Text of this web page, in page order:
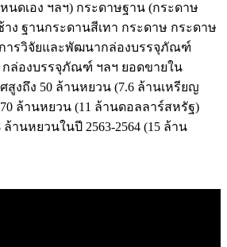
นดเอง ฯลฯ) กระดาษฐาน (กระดาษ
ง ฐานกระดานสีเทา กระดาษ กระดาษ
ารวิจัยและพัฒนากล่องบรรจุภัณฑ์
ล่องบรรจุภัณฑ์ ฯลฯ ยอดขายใน
สูงถึง 50 ล้านหยวน (7.6 ล้านเหรียญ
70 ล้านหยวน (11 ล้านดอลลาร์สหรัฐ)
ล้านหยวนในปี 2563-2564 (15 ล้าน